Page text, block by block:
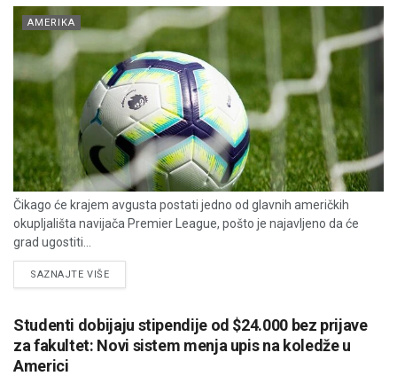
AMERIKA
Čikago će krajem avgusta postati jedno od glavnih američkih
okupljališta navijača Premier League, pošto je najavljeno da će
grad ugostiti...
SAZNAJTE VIŠEDETAILS
Studenti dobijaju stipendije od $24.000 bez prijave
za fakultet: Novi sistem menja upis na koledže u
Americi